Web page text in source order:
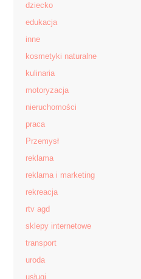
dziecko
edukacja
inne
kosmetyki naturalne
kulinaria
motoryzacja
nieruchomości
praca
Przemysł
reklama
reklama i marketing
rekreacja
rtv agd
sklepy internetowe
transport
uroda
usługi